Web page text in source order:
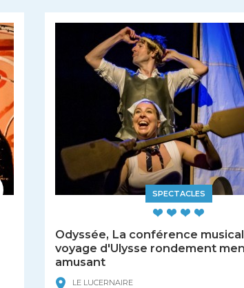
SPECTACLES
Odyssée, La conférence
voyage d'Ulysse rondement
amusant
LE LUCERNAIRE